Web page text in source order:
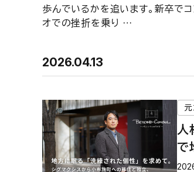
歩んでいるかを追います。新卒で
オでの挫折を乗り …
2026.04.13
元
人
で
パ